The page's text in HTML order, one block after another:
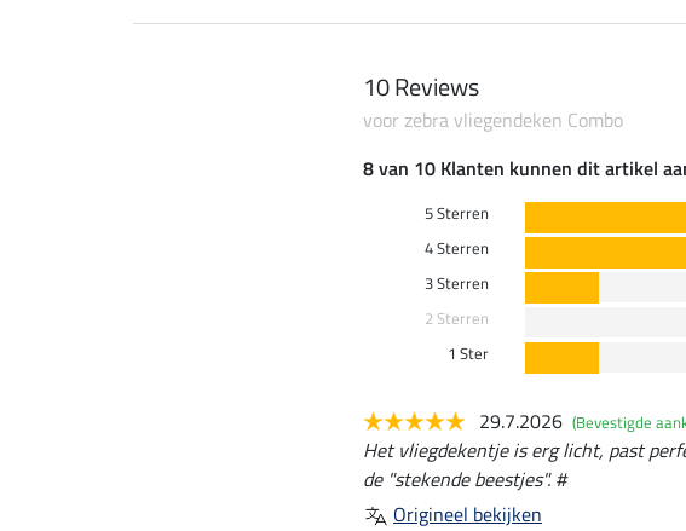
10 Reviews
voor zebra vliegendeken Combo
8 van 10 Klanten kunnen dit artikel
5 Sterren
4 Sterren
3 Sterren
2 Sterren
1 Ster
29.7.2026 (Bevestigde
Het vliegdekentje is erg licht, past
de "stekende beestjes". #
Origineel bekijken